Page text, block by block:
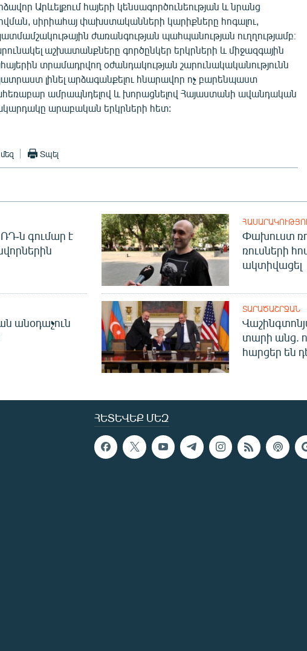
Արևելքում հայերի կենսագործունեության և նրանց
սիրիահայ փախստականների կարիքները հոգալու,
ժառանգության պահպանության ուղղությամբ։
աշխատանքները գործընկեր երկրների և միջազգային
տրամադրվող օժանդակության շարունակականությունն
լինել արձագանքելու հնարավոր ոչ բարենպաստ
ամրապնդելով և խորացնելով Հայաստանի ավանդական
արաբական երկրների հետ:
Տպել
ն գումար է
Փախուստ
ռուսների
ակտիվացել
անօդաչուն
ՏԱՐԱԾԱՇՐՋԱՆ
տարի անց.
հարցեր են
ՀԵՏԵՎԵՔ ՄԵԶ